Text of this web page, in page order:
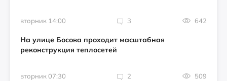
вторник 14:00 3 642
На улице Босова проходит масштабная
реконструкция теплосетей
вторник 07:30 2 509